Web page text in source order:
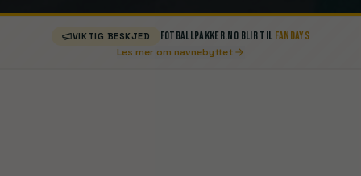
VIKTIG BESKJED Fotballpakker.NO blir til FanDays
Les mer om navnebyttet